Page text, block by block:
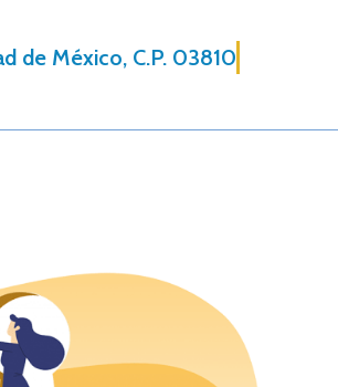
de México, C.P. 03810